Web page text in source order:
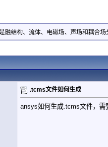
融结构、流体、电磁场、声场和耦合
.tcms文件如何生成
ansys如何生成.tcms文件，需